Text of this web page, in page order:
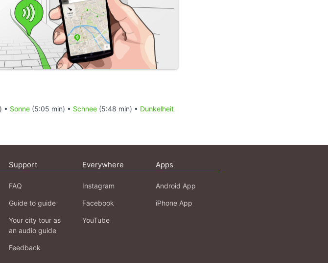
• Sonne (5:05 min) • Schnee (5:48 min) • Dunkelheit
Support
FAQ
Guide to guide
Your city tour as
an audio guide
Feedback
Everywhere
Instagram
Facebook
YouTube
Apps
Android App
iPhone App